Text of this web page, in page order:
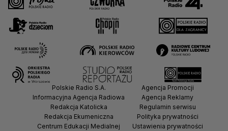
Polskie Radio S.A.
Informacyjna Agencja Radiowa
Redakcja Katolicka
Redakcja Ekumeniczna
Centrum Edukacji Medialnej
Agencja Promocji
Agencja Reklamy
Regulamin serwisu
Polityka prywatności
Ustawienia prywatności